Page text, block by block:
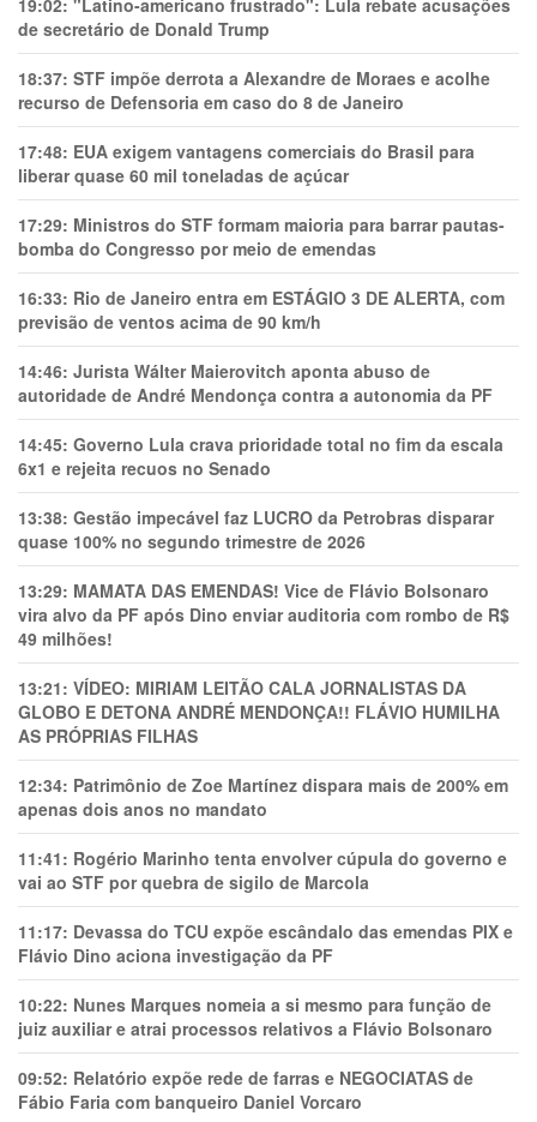
de secretário de Donald Trump
18:37: STF impõe derrota a Alexandre de Moraes e acolhe
recurso de Defensoria em caso do 8 de Janeiro
17:48: EUA exigem vantagens comerciais do Brasil para
liberar quase 60 mil toneladas de açúcar
17:29: Ministros do STF formam maioria para barrar pautas-
bomba do Congresso por meio de emendas
16:33: Rio de Janeiro entra em ESTÁGIO 3 DE ALERTA, com
previsão de ventos acima de 90 km/h
14:46: Jurista Wálter Maierovitch aponta abuso de
autoridade de André Mendonça contra a autonomia da PF
14:45: Governo Lula crava prioridade total no fim da escala
6x1 e rejeita recuos no Senado
13:38: Gestão impecável faz LUCRO da Petrobras disparar
quase 100% no segundo trimestre de 2026
13:29: MAMATA DAS EMENDAS! Vice de Flávio Bolsonaro
vira alvo da PF após Dino enviar auditoria com rombo de R$
49 milhões!
13:21: VÍDEO: MIRIAM LEITÃO CALA JORNALISTAS DA
GLOBO E DETONA ANDRÉ MENDONÇA!! FLÁVIO HUMILHA
AS PRÓPRIAS FILHAS
12:34: Patrimônio de Zoe Martínez dispara mais de 200% em
apenas dois anos no mandato
11:41: Rogério Marinho tenta envolver cúpula do governo e
vai ao STF por quebra de sigilo de Marcola
11:17: Devassa do TCU expõe escândalo das emendas PIX e
Flávio Dino aciona investigação da PF
10:22: Nunes Marques nomeia a si mesmo para função de
juiz auxiliar e atrai processos relativos a Flávio Bolsonaro
09:52: Relatório expõe rede de farras e NEGOCIATAS de
Fábio Faria com banqueiro Daniel Vorcaro